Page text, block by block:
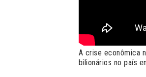
A crise econômica
bilionários no país